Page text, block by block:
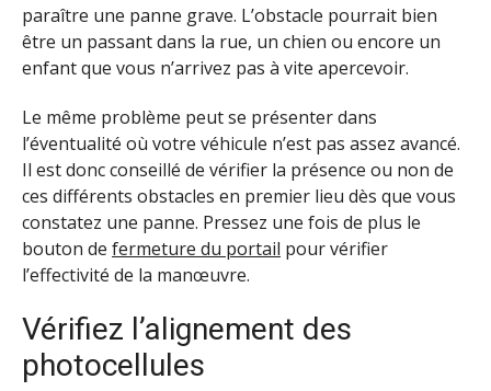
paraître une panne grave. L’obstacle pourrait bien
être un passant dans la rue, un chien ou encore un
enfant que vous n’arrivez pas à vite apercevoir.
Le même problème peut se présenter dans
l’éventualité où votre véhicule n’est pas assez avancé.
Il est donc conseillé de vérifier la présence ou non de
ces différents obstacles en premier lieu dès que vous
constatez une panne. Pressez une fois de plus le
bouton de fermeture du portail pour vérifier
l’effectivité de la manœuvre.
Vérifiez l’alignement des
photocellules